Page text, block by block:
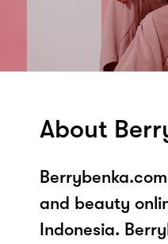
About
and beauty
Indonesia.